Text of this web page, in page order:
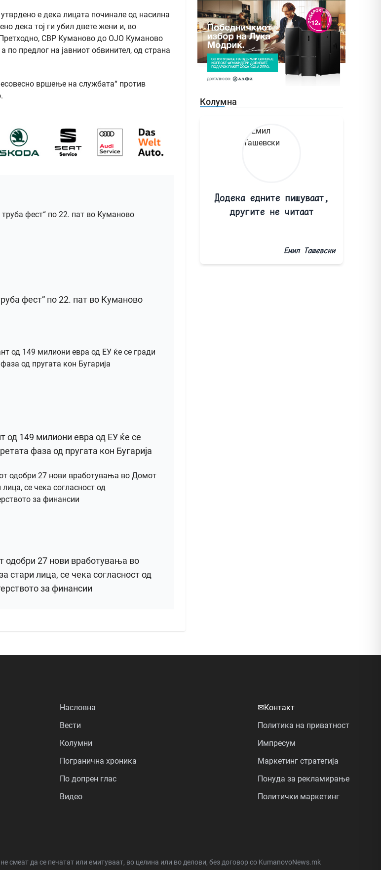
е дека лицата починале од насилна
дека тој ги убил двете жени и, во
Претходно, СВР Куманово до ОЈО Куманово
предлог на јавниот обвинител, од страна
вршење на службата“ против
фест“ по 22. пат во Куманово
од 149 милиони евра од ЕУ ќе се
фаза од пругата кон Бугарија
одобри 27 нови вработувања во
стари лица, се чека согласност од
за финансии
Колумна
Додека едните пишуваат,
другите не читаат
Емил Ташевски
Насловна
Вести
Колумни
Погранична хроника
По допрен глас
Видео
✉Контакт
Политика на приватност
Импресум
Маркетинг стратегија
Понуда за рекламирање
Политички маркетинг
не смеат да се печатат или емитуваат, во целина или во делови, без договор со KumanovoNews.mk